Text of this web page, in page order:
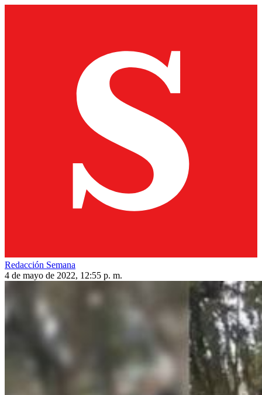
Redacción Semana
4 de mayo de 2022, 12:55 p. m.